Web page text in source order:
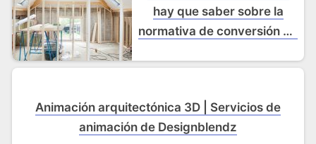
hay que saber sobre la
normativa de conversión de
Animación arquitectónica 3D | Servicios de
animación de Designblendz